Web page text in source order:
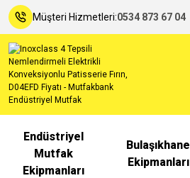
Müşteri Hizmetleri:0534 873 67 04
Endüstriyel
Mutfak
Ekipmanları
Bulaşıkhane
Ekipmanları